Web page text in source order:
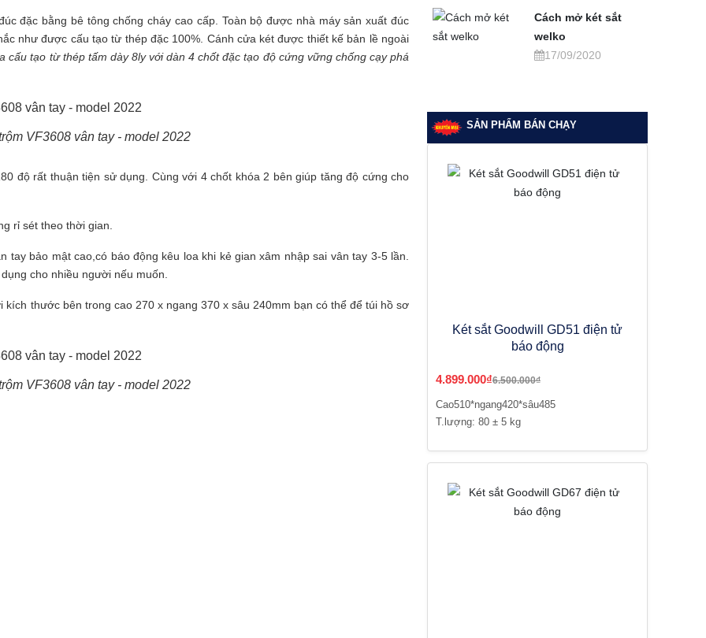
đặc bằng bê tông chống cháy cao cấp. Toàn bộ được nhà máy sản xuất đúc
như được cấu tạo từ thép đặc 100%. Cánh cửa két được thiết kế bản lề ngoài
cấu tạo từ thép tấm dày 8ly với dàn 4 chốt đặc tạo độ cứng vững chống cạy phá
VF3608 vân tay - model 2022
độ rất thuận tiện sử dụng. Cùng với 4 chốt khóa 2 bên giúp tăng độ cứng cho
rỉ sét theo thời gian.
bảo mật cao,có báo động kêu loa khi kẻ gian xâm nhập sai vân tay 3-5 lần.
cho nhiều người nếu muốn.
thước bên trong cao 270 x ngang 370 x sâu 240mm bạn có thể để túi hồ sơ
VF3608 vân tay - model 2022
Cách mở két sắt
welko
17/09/2020
SẢN PHẨM BÁN CHẠY
Két sắt Goodwill GD51 điện tử
báo động
4.899.000₫6.500.000₫
Cao510*ngang420*sâu485
T.lượng: 80 ± 5 kg